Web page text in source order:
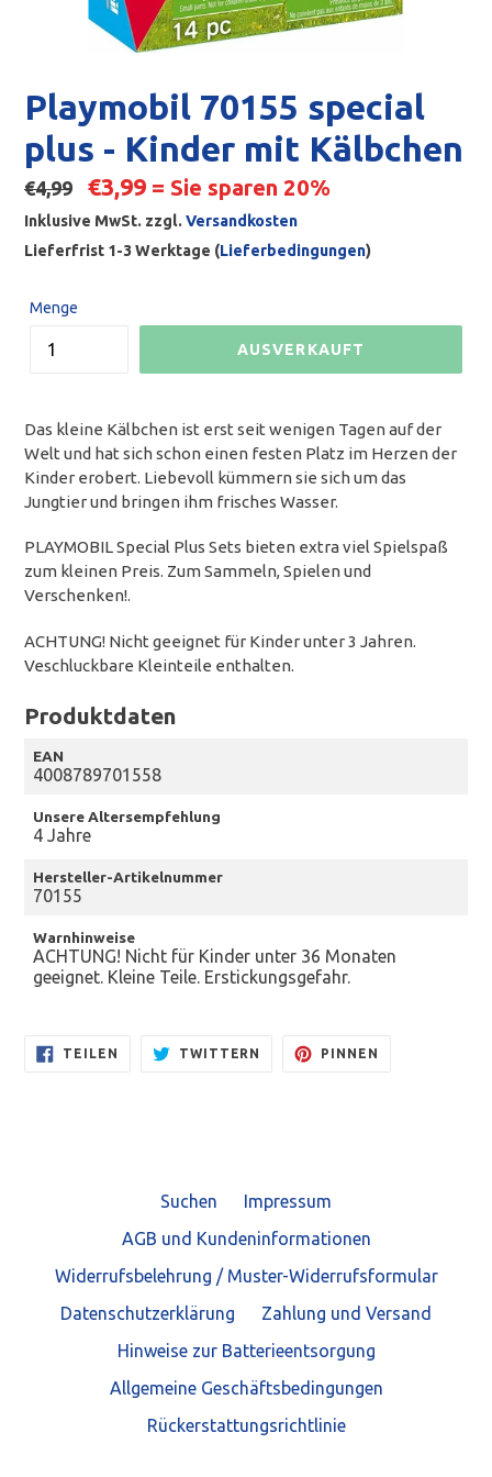
Playmobil 70155 special
plus - Kinder mit Kälbchen
Normaler
Preis
€4,99 €3,99 = Sie sparen 20%
Inklusive MwSt. zzgl.Versandkosten
Lieferfrist 1-3 Werktage (Lieferbedingungen)
Menge
AUSVERKAUFT
Das kleine Kälbchen ist erst seit wenigen Tagen auf der
Welt und hat sich schon einen festen Platz im Herzen der
Kinder erobert. Liebevoll kümmern sie sich um das
Jungtier und bringen ihm frisches Wasser.
PLAYMOBIL Special Plus Sets bieten extra viel Spielspaß
zum kleinen Preis. Zum Sammeln, Spielen und
Verschenken!.
ACHTUNG! Nicht geeignet für Kinder unter 3 Jahren.
Veschluckbare Kleinteile enthalten.
Produktdaten
EAN
4008789701558
Unsere Altersempfehlung
4 Jahre
Hersteller-Artikelnummer
70155
Warnhinweise
ACHTUNG! Nicht für Kinder unter 36 Monaten
geeignet. Kleine Teile. Erstickungsgefahr.
TEILEN
FACEBOOK
TWITTERN
TWITTER
PINNEN
Suchen
Impressum
AGB und Kundeninformationen
Widerrufsbelehrung / Muster-Widerrufsformular
Datenschutzerklärung
Zahlung und Versand
Hinweise zur Batterieentsorgung
Allgemeine Geschäftsbedingungen
Rückerstattungsrichtlinie